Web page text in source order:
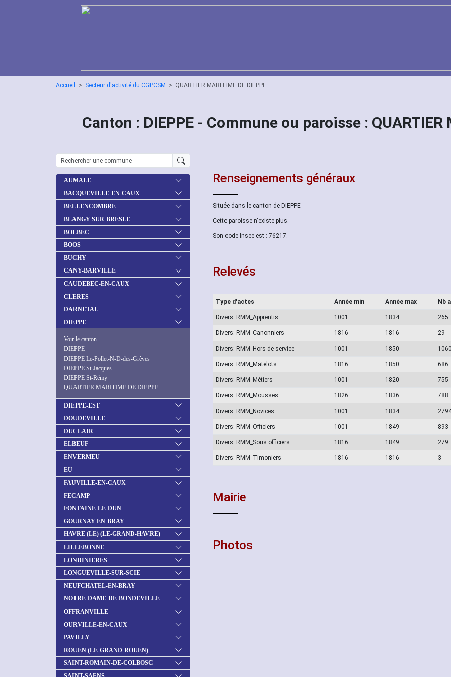
Accueil Secteur d'activité du CGPCSM QUARTIER MARITIME DE DIEPPE
Canton : DIEPPE - Commune ou paroisse : QUARTIER
AUMALE
BACQUEVILLE-EN-CAUX
BELLENCOMBRE
BLANGY-SUR-BRESLE
BOLBEC
BOOS
BUCHY
CANY-BARVILLE
CAUDEBEC-EN-CAUX
CLERES
DARNETAL
DIEPPE
Voir le canton
DIEPPE
DIEPPE Le-Pollet-N-D-des-Grèves
DIEPPE St-Jacques
DIEPPE St-Rémy
QUARTIER MARITIME DE DIEPPE
DIEPPE-EST
DOUDEVILLE
DUCLAIR
ELBEUF
ENVERMEU
EU
FAUVILLE-EN-CAUX
FECAMP
FONTAINE-LE-DUN
GOURNAY-EN-BRAY
HAVRE (LE) (LE-GRAND-HAVRE)
LILLEBONNE
LONDINIERES
LONGUEVILLE-SUR-SCIE
NEUFCHATEL-EN-BRAY
NOTRE-DAME-DE-BONDEVILLE
OFFRANVILLE
OURVILLE-EN-CAUX
PAVILLY
ROUEN (LE-GRAND-ROUEN)
SAINT-ROMAIN-DE-COLBOSC
Renseignements généraux
Située dans le canton de DIEPPE
Cette paroisse n'existe plus.
Son code Insee est : 76217.
Relevés
Type d'actes Année min Année max Nb
Divers: RMM_Apprentis 1001 1834 265
Divers: RMM_Canonniers 1816 1816 29
Divers: RMM_Hors de service 1001 1850 1060
Divers: RMM_Matelots 1816 1850 686
Divers: RMM_Métiers 1001 1820 755
Divers: RMM_Mousses 1826 1836 788
Divers: RMM_Novices 1001 1834
Divers: RMM_Officiers 1001 1849 893
Divers: RMM_Sous officiers 1816 1849 279
Divers: RMM_Timoniers 1816 1816 3
Mairie
Photos